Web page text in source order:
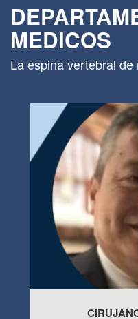
MEDICOS
La espina vertebral